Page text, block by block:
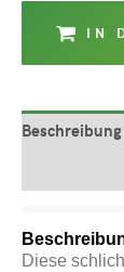
IN
Beschreibung
Diese